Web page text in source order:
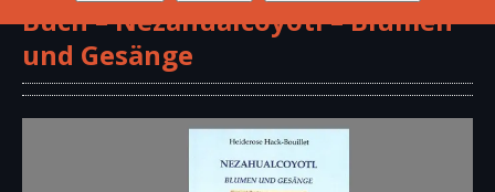
Buch – Nezahualcoyotl – Blumen
und Gesänge